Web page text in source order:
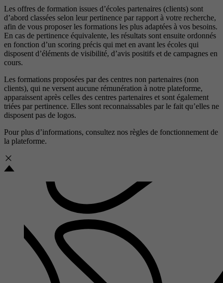
Les offres de formation issues d’écoles partenaires (clients) sont
d’abord classées selon leur pertinence par rapport à votre recherche,
afin de vous proposer les formations les plus adaptées à vos besoins.
En cas de pertinence équivalente, les résultats sont ensuite ordonnés
en fonction d’un scoring précis qui met en avant les écoles qui
disposent d’éléments de visibilité, d’avis positifs et de campagnes en
cours.
Les formations proposées par des centres non partenaires (non
clients), qui ne versent aucune rémunération à notre plateforme,
apparaissent après celles des centres partenaires et sont également
triées par pertinence. Elles sont reconnaissables par le fait qu’elles ne
disposent pas de logos.
Pour plus d’informations, consultez nos règles de fonctionnement de
la plateforme.